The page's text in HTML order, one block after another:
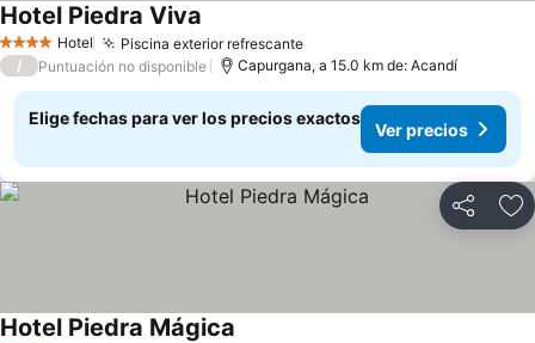
4 EstrellasHotel Piscina exterior refrescanteVer precios
Hotel Piedra Viva
/ Puntuación no disponible Capurgana, a 15.0 km de: Acandí
Elige fechas para ver los precios exactos
Ver precios
Compartir
Hotel Piedra Mágica